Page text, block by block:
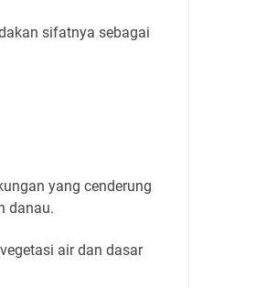
sifatnya sebagai
yang cenderung
danau.
air dan dasar